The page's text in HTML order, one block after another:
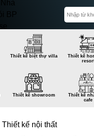
Thiết kế biệt thự villa
Thiết kế
Thiết kế showroom
Thiết kế
cafe
Thiết kế nội thất